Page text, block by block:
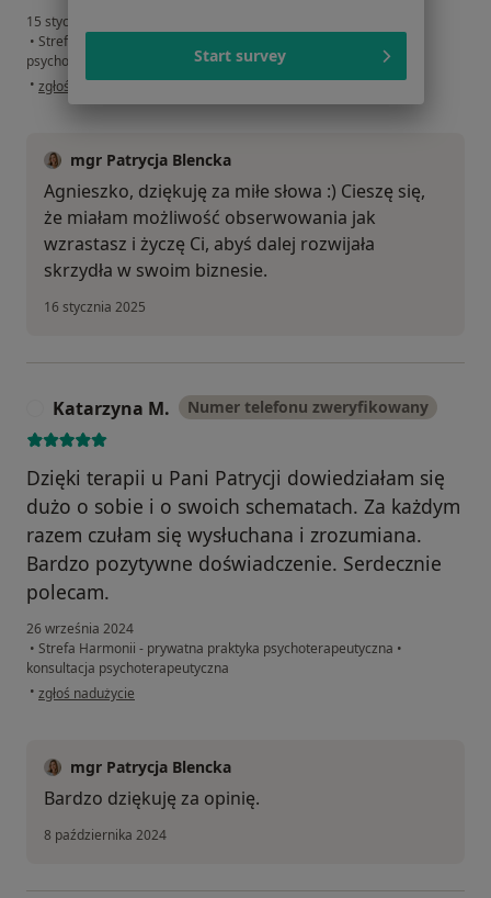
15 stycznia 2025
• Strefa Harmonii - prywatna praktyka psychoterapeutyczna
psychoterapia indywidualna
• w opinii użytkownika Agnieszka
zgłoś nadużycie
mgr Patrycja Blencka
Agnieszko, dziękuję za miłe słowa :) Cieszę się,
że miałam możliwość obserwowania jak
wzrastasz i życzę Ci, abyś dalej rozwijała
skrzydła w swoim biznesie.
16 stycznia 2025
Katarzyna M. Numer telefonu zweryfikowany
Dzięki terapii u Pani Patrycji dowiedziałam się
dużo o sobie i o swoich schematach. Za każdym
razem czułam się wysłuchana i zrozumiana.
Bardzo pozytywne doświadczenie. Serdecznie
polecam.
26 września 2024
• Strefa Harmonii - prywatna praktyka psychoterapeutyczna •
konsultacja psychoterapeutyczna
• w opinii użytkownika Katarzyna M.
zgłoś nadużycie
mgr Patrycja Blencka
Bardzo dziękuję za opinię.
8 października 2024
Start survey